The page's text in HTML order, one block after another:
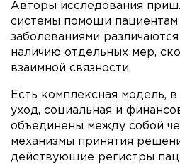
Авторы исследования
системы помощи
заболеваниями
наличию отдельных мер,
взаимной связности.
Есть комплексная модель,
уход, социальная и
объединены между собой
механизмы принятия
действующие регистры